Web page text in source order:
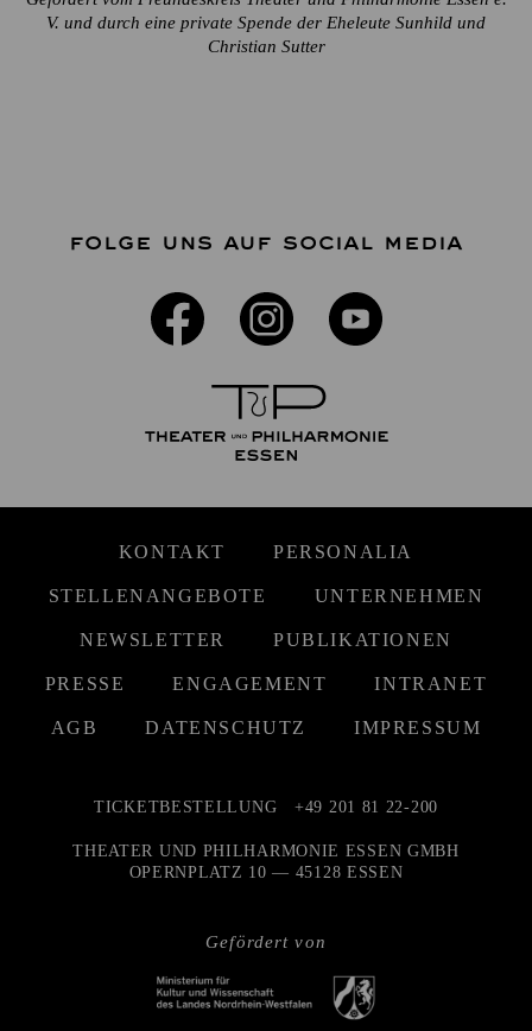
V. und durch eine private Spende der Eheleute Sunhild und
Christian Sutter
FOLGE UNS AUF SOCIAL MEDIA
KONTAKT PERSONALIA
STELLENANGEBOTE UNTERNEHMEN
NEWSLETTER PUBLIKATIONEN
PRESSE ENGAGEMENT INTRANET
AGB DATENSCHUTZ IMPRESSUM
Gefördert von
TICKETBESTELLUNG +49 201 81 22-200
THEATER UND PHILHARMONIE ESSEN GMBH
OPERNPLATZ 10 — 45128 ESSEN